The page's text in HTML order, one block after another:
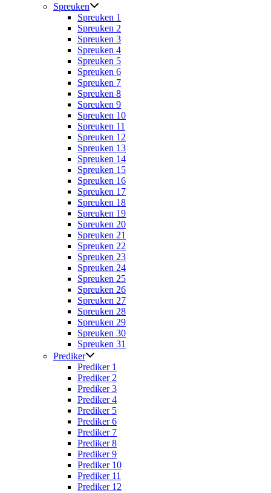
Spreuken
Spreuken 1
Spreuken 2
Spreuken 3
Spreuken 4
Spreuken 5
Spreuken 6
Spreuken 7
Spreuken 8
Spreuken 9
Spreuken 10
Spreuken 11
Spreuken 12
Spreuken 13
Spreuken 14
Spreuken 15
Spreuken 16
Spreuken 17
Spreuken 18
Spreuken 19
Spreuken 20
Spreuken 21
Spreuken 22
Spreuken 23
Spreuken 24
Spreuken 25
Spreuken 26
Spreuken 27
Spreuken 28
Spreuken 29
Spreuken 30
Spreuken 31
Prediker
Prediker 1
Prediker 2
Prediker 3
Prediker 4
Prediker 5
Prediker 6
Prediker 7
Prediker 8
Prediker 9
Prediker 10
Prediker 11
Prediker 12